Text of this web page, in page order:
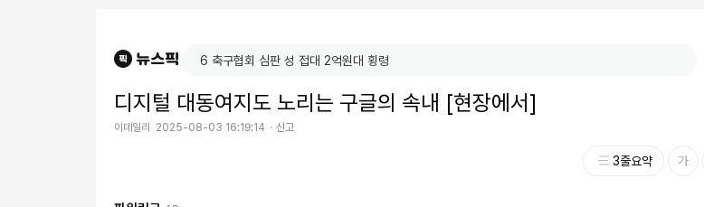
디지털 대동여지도 노리는 구글의 속내 [현장에서]
이데일리 2025-08-03 16:19:14 신고
3줄요약